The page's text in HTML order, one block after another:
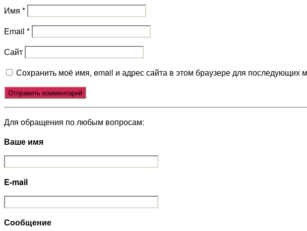
Имя *
Email *
Сайт
Сохранить моё имя, email и адрес сайта в этом браузере для последующих
Для обращения по любым вопросам:
Ваше имя
E-mail
Сообщение